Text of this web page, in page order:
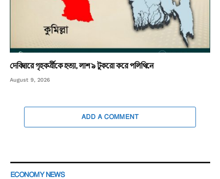
দেবিদ্বারে গৃহকর্ত্রীকে হত্যা, লাশ ৯ টুকরো করে পলিথিনে
August 9, 2026
ADD A COMMENT
ECONOMY NEWS